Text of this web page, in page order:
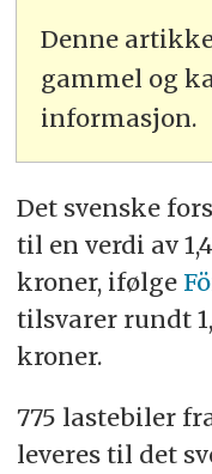
Denne
gammel og
informasjon.
Det svenske
til en verdi av
kroner, ifølge
tilsvarer rundt
kroner.
775 lastebiler
leveres til det